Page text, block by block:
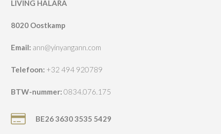
LIVING HALARA
8020 Oostkamp
Email: ann@yinyangann.com
Telefoon: +32 494 920789
BTW-nummer:0834.076.175
BE26 3630 3535 5429